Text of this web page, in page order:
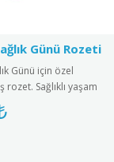
Günü Rozeti
Günü için özel
rozet. Sağlıklı yaşam
için ideal aksesuar.R..